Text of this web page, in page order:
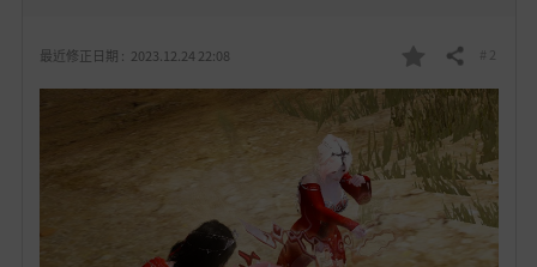
最近修正日期 : 2023.12.24 22:08
我
的
最
分享 # 2